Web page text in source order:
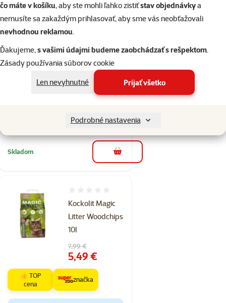
čo máte v košíku, aby ste mohli ľahko zistiťstav objednávkya
nemusíte sa zakaždým prihlasovať, aby sme vás neobťažovali
nevhodnou reklamou.
Ďakujeme,s vašimi údajmi budeme zaobchádzať s rešpektom.
Zásady používania súborov cookie
Len nevyhnutné
Prijať všetko
Podrobné nastavenia
Magic Litter podstielka
Bentonite Ultra White
Carbon 10 l
Hodnotenie 100%, počet hodnotení: 1
1×
hodnotenie
10,49 €
Nakúp viac, zaplať menej
Skladom do košíka
Kockolit Magic
Litter Woodchips
10l
Pôvodná cena
7,99 €
Cena
5,49 €
👍 TOP
cena
značka